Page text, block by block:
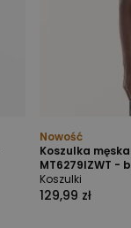
Nowość
Koszulka
MT6279IZWT -
Koszulki
129,99 zł